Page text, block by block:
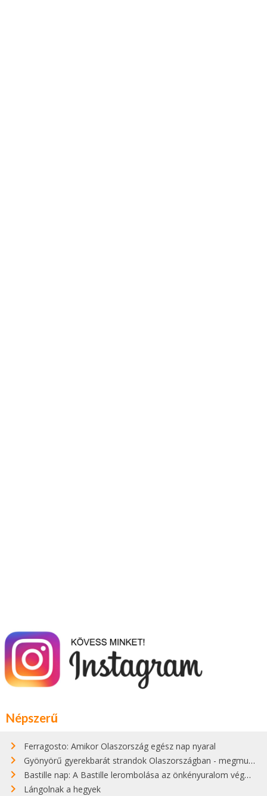
Népszerű
Ferragosto: Amikor Olaszország egész nap nyaral
Gyönyörű gyerekbarát strandok Olaszországban - megmutatjuk a 15 legjobbat
Bastille nap: A Bastille lerombolása az önkényuralom végét jelentette
Lángolnak a hegyek